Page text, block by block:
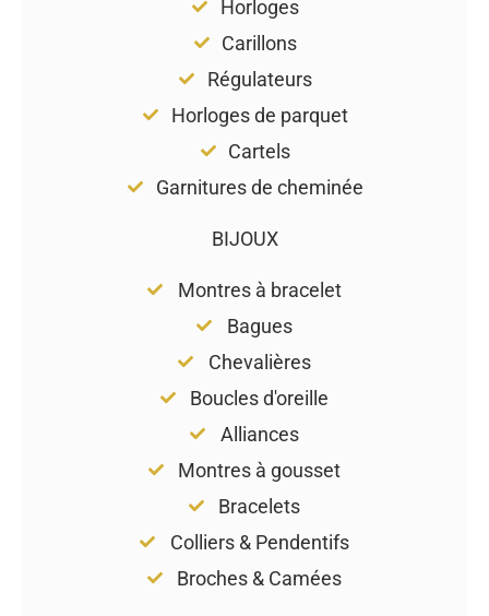
Horloges
Carillons
Régulateurs
Horloges de parquet
Cartels
Garnitures de cheminée
BIJOUX
Montres à bracelet
Bagues
Chevalières
Boucles d'oreille
Alliances
Montres à gousset
Bracelets
Colliers & Pendentifs
Broches & Camées